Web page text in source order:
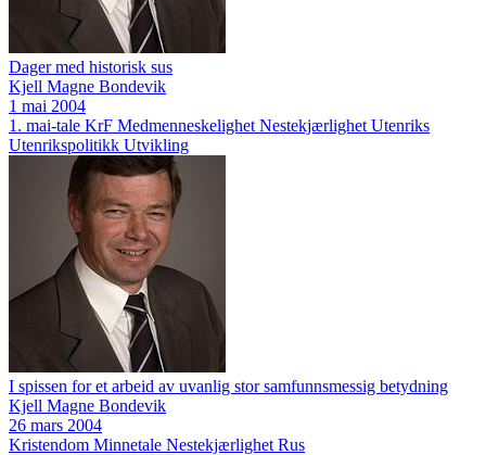
Dager med historisk sus
Kjell Magne Bondevik
1 mai 2004
1. mai-tale KrF Medmenneskelighet Nestekjærlighet Utenriks
Utenrikspolitikk Utvikling
I spissen for et arbeid av uvanlig stor samfunnsmessig betydning
Kjell Magne Bondevik
26 mars 2004
Kristendom Minnetale Nestekjærlighet Rus